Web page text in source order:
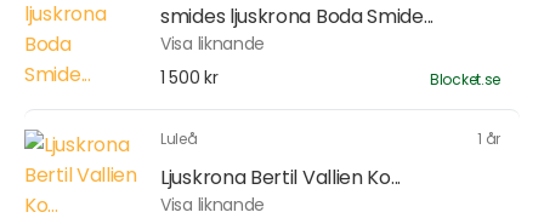
smides ljuskrona Boda Smide...
Visa liknande
1 500 kr
Blocket.se
Luleå 1 år
Ljuskrona Bertil Vallien Ko...
Visa liknande